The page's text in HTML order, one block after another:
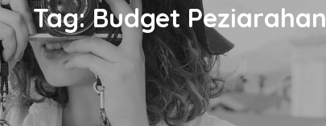
Tag:Budget Peziarahan